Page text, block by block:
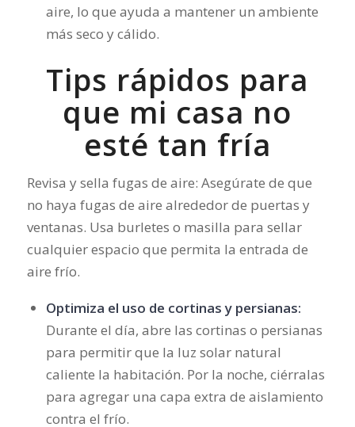
aire, lo que ayuda a mantener un ambiente
más seco y cálido.
Tips rápidos para
que mi casa no
esté tan fría
Revisa y sella fugas de aire: Asegúrate de que
no haya fugas de aire alrededor de puertas y
ventanas. Usa burletes o masilla para sellar
cualquier espacio que permita la entrada de
aire frío.
Optimiza el uso de cortinas y persianas:
Durante el día, abre las cortinas o persianas
para permitir que la luz solar natural
caliente la habitación. Por la noche, ciérralas
para agregar una capa extra de aislamiento
contra el frío.